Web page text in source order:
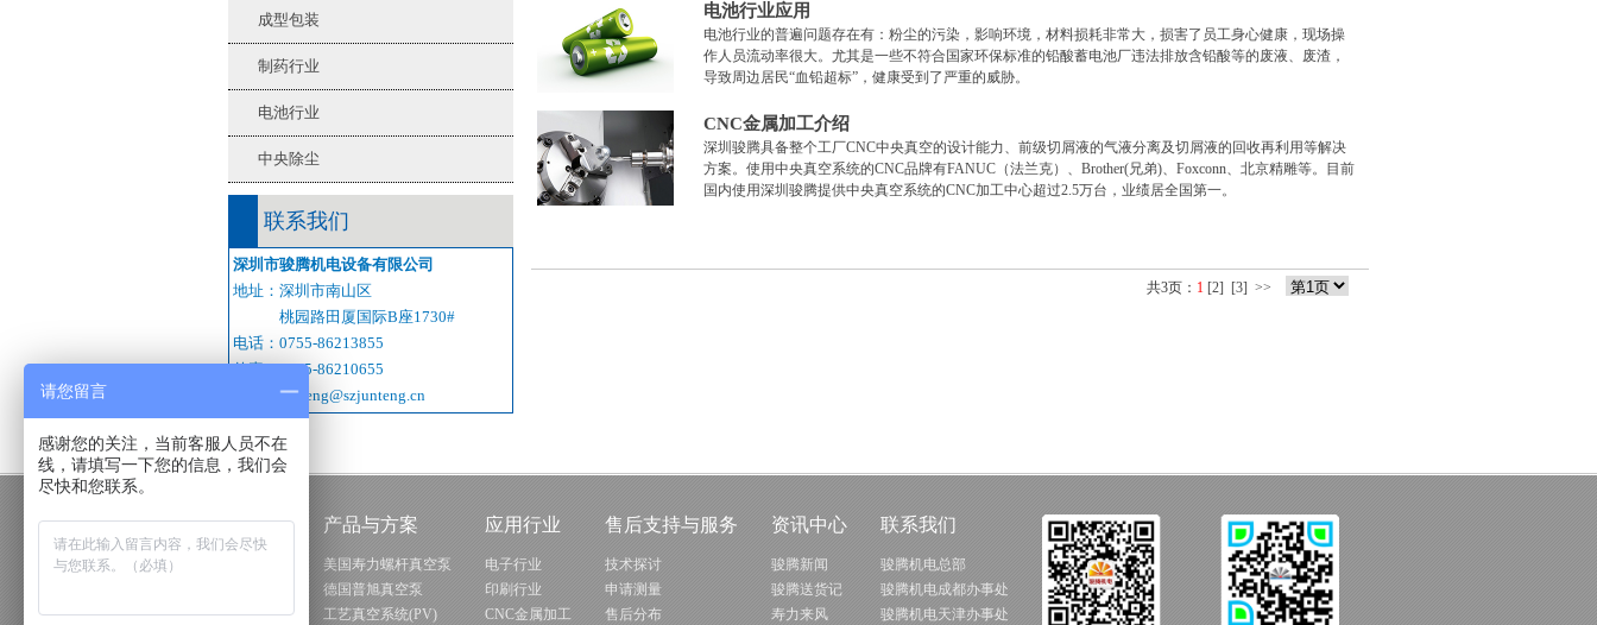
成型包装
制药行业
电池行业
中央除尘
联系我们
深圳市骏腾机电设备有限公司
地址：深圳市南山区
桃园路田厦国际B座1730#
电话：0755-86213855
传真：0755-86210655
邮箱：junteng@szjunteng.cn
电池行业应用
电池行业的普遍问题存在有：粉尘的污染，影响环境，材料损耗非常大，损害了员工身心健康，现场操
作人员流动率很大。尤其是一些不符合国家环保标准的铅酸蓄电池厂违法排放含铅酸等的废液、废渣，
导致周边居民“血铅超标”，健康受到了严重的威胁。
CNC金属加工介绍
深圳骏腾具备整个工厂CNC中央真空的设计能力、前级切屑液的气液分离及切屑液的回收再利用等解决
方案。使用中央真空系统的CNC品牌有FANUC（法兰克）、Brother(兄弟)、Foxconn、北京精雕等。目前
国内使用深圳骏腾提供中央真空系统的CNC加工中心超过2.5万台，业绩居全国第一。
共3页： 1 [2] [3] >>
关于骏腾
骏腾形象图示
产品与方案
美国寿力螺杆真空泵
德国普旭真空泵
工艺真空系统(PV)
应用行业
电子行业
印刷行业
CNC金属加工
售后支持与服务
技术探讨
申请测量
售后分布
资讯中心
骏腾新闻
骏腾送货记
寿力来风
联系我们
骏腾机电总部
骏腾机电成都办事处
骏腾机电天津办事处
请您留言
感谢您的关注，当前客服人员不在
线，请填写一下您的信息，我们会
尽快和您联系。